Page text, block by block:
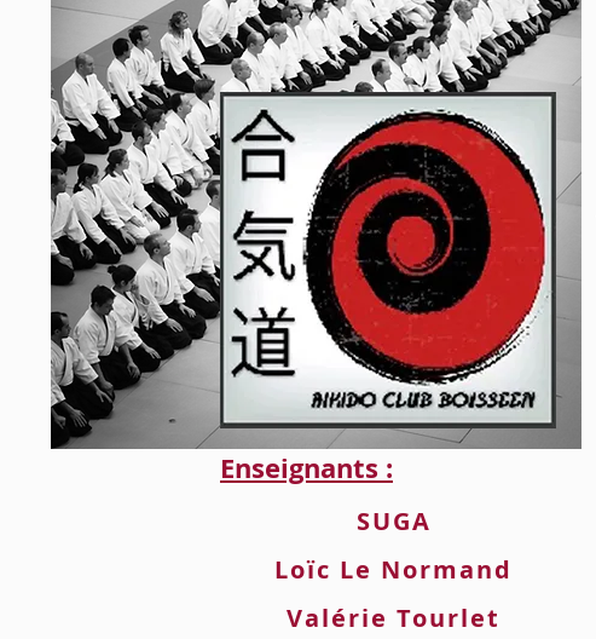
Enseignants :
SUGA
Loïc Le Normand
Valérie Tourlet